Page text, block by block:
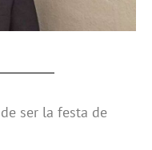
ser la festa de